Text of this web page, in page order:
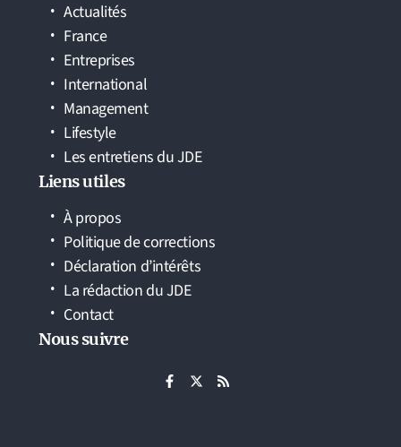
Actualités
France
Entreprises
International
Management
Lifestyle
Les entretiens du JDE
Liens utiles
À propos
Politique de corrections
Déclaration d’intérêts
La rédaction du JDE
Contact
Nous suivre